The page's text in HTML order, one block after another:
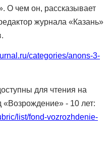
О чем он, рассказывает
журнала «Казань»
categories/anons-3-
для чтения на
- 10 лет:
list/fond-vozrozhdenie-